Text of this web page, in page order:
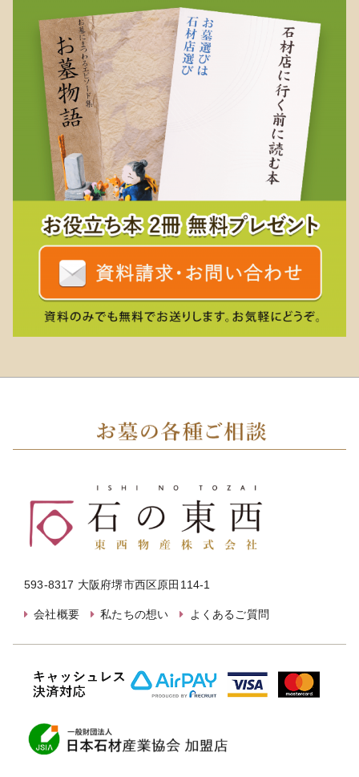
593-8317 大阪府堺市西区原田114-1
会社概要 私たちの想い よくあるご質問